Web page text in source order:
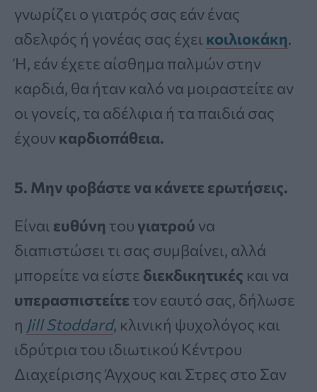
γνωρίζει ο γιατρός σας εάν ένας
αδελφός ή γονέας σας έχει κοιλιοκάκη.
Ή, εάν έχετε αίσθημα παλμών στην
καρδιά, θα ήταν καλό να μοιραστείτε αν
οι γονείς, τα αδέλφια ή τα παιδιά σας
έχουν καρδιοπάθεια.
5. Μην φοβάστε να κάνετε ερωτήσεις.
Είναι ευθύνη τουγιατρού να
διαπιστώσει τι σας συμβαίνει, αλλά
μπορείτε να είστε διεκδικητικές και να
υπερασπιστείτε τον εαυτό σας, δήλωσε
η Jill Stoddard, κλινική ψυχολόγος και
ιδρύτρια του ιδιωτικού Κέντρου
Διαχείρισης Άγχους και Στρες στο Σαν